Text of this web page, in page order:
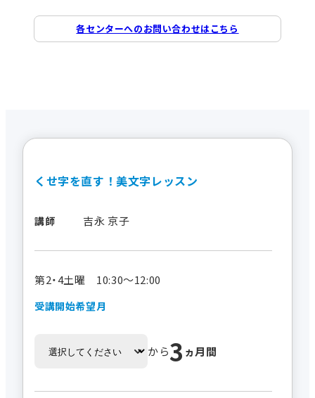
各センターへのお問い合わせはこちら
くせ字を直す！美文字レッスン
講師 吉永 京子
第2・4土曜 10:30～12:00
受講開始希望月
から3 ヵ月間